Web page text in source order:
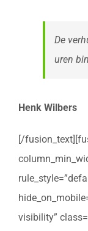
De
uren
Henk Wilbers
[/
visibility”